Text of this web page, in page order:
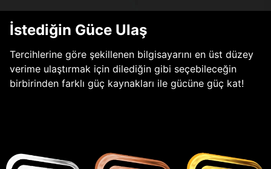
İstediğin Güce Ulaş
Tercihlerine göre şekillenen bilgisayarını en üst düzey
verime ulaştırmak için dilediğin gibi seçebileceğin
birbirinden farklı güç kaynakları ile gücüne güç kat!